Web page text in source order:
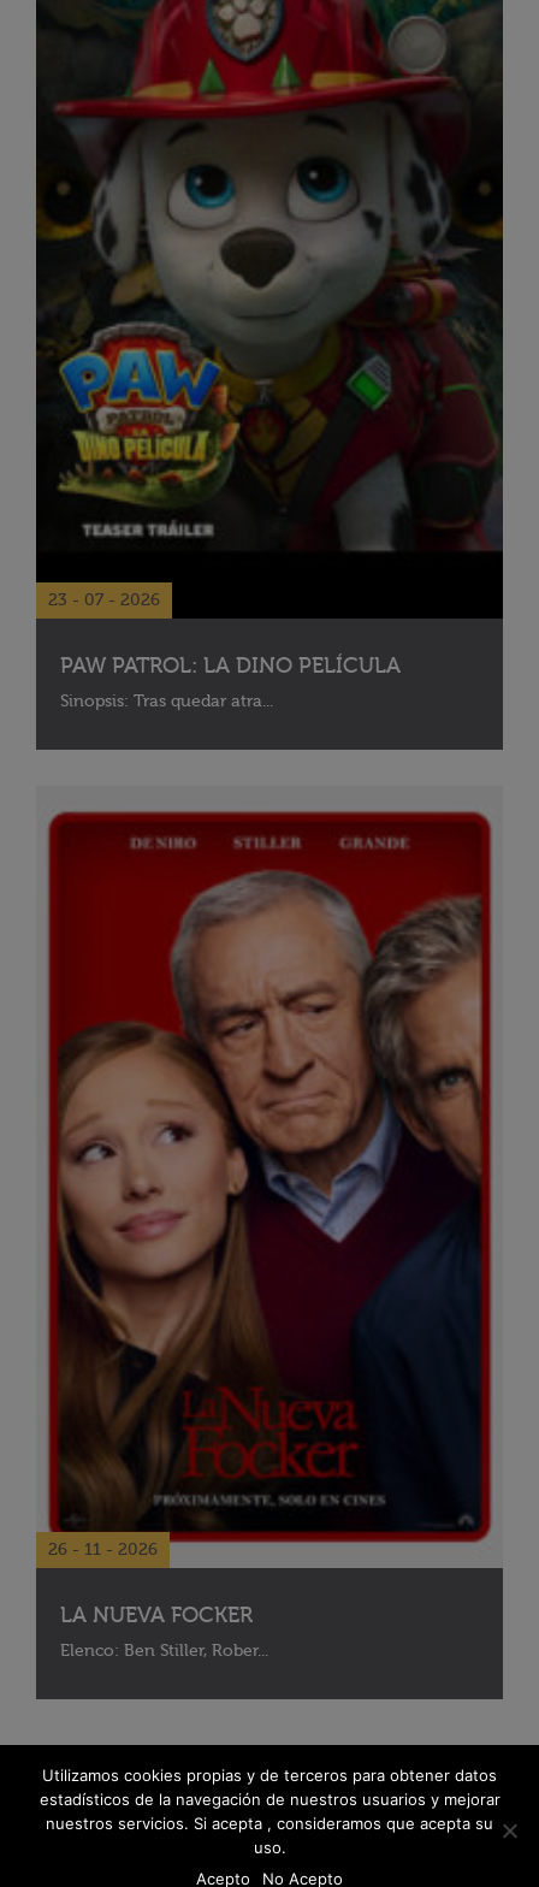
23 - 07 - 2026
PAW PATROL: LA DINO PELÍCULA
Sinopsis: Tras quedar atra...
26 - 11 - 2026
LA NUEVA FOCKER
Elenco: Ben Stiller, Rober...
Utilizamos cookies propias y de terceros para obtener datos
estadísticos de la navegación de nuestros usuarios y mejorar
nuestros servicios. Si acepta , consideramos que acepta su
uso.
Acepto
No Acepto